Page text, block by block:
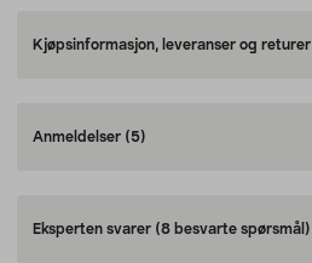
Kjøpsinformasjon, leveranser og returer
Anmeldelser (5)
Eksperten svarer (8 besvarte spørsmål)